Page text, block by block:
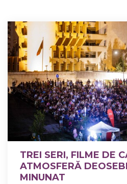
TREI SERI, FILME DE
ATMOSFERĂ
MINUNAT